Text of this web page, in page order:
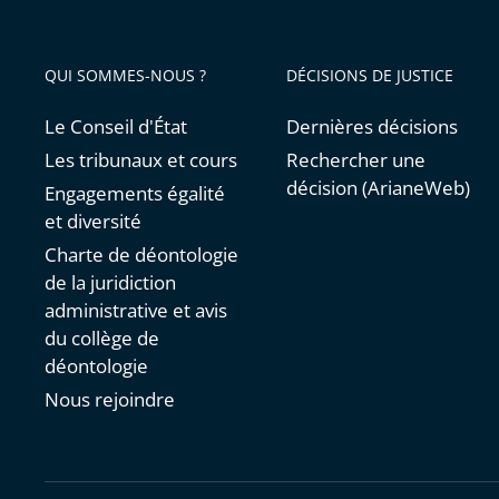
QUI SOMMES-NOUS ?
Le Conseil d'État
Les tribunaux et cours
Engagements égalité
et diversité
Charte de déontologie
de la juridiction
administrative et avis
du collège de
déontologie
Nous rejoindre
DÉCISIONS DE JUSTICE
Dernières décisions
Rechercher une
décision (ArianeWeb)